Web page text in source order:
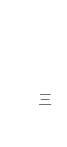
三